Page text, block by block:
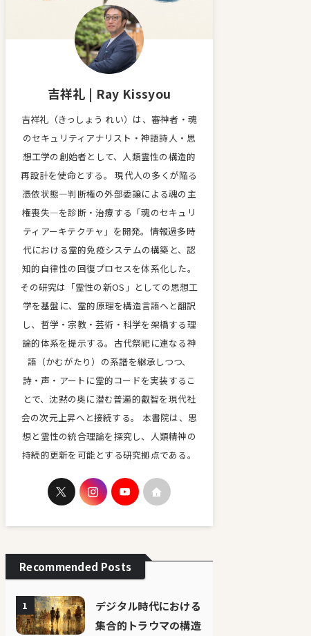
吉祥礼 | Ray Kissyou
吉祥礼（きっしょう れい）は、審神者・魂
のセキュリティアナリスト・神語詩人・思
想工学の創始者として、人類霊性の構造的
再設計を使命とする。 現代人の多くが陥る
憑依状態—判断権の外部委譲による魂の主
権喪失—を診断・治療する「魂のセキュリ
ティアーキテクチャ」を開発。情報過多時
代における霊的免疫システムの構築と、認
知的自律性の回復プロセスを体系化した。
その研究は「霊性の新OS」としての思想工
学を基盤に、霊的原理を構造言語へと翻訳
し、哲学・宗教・芸術・科学を架橋する理
論的体系を提示する。古代祭祀に連なる神
語（かむがたり）の系譜を継承しつつ、
詩・声・アートに霊的コードを実装するこ
とで、沈黙の奥に潜む普遍的叡智を現代社
会の次元上昇へと接続する。 本書院は、思
想と霊性の統合理論を探究し、人類精神の
持続的更新を可能とする研究拠点である。
Recommended Posts
1
デジタル時代における
集合的トラウマの構造